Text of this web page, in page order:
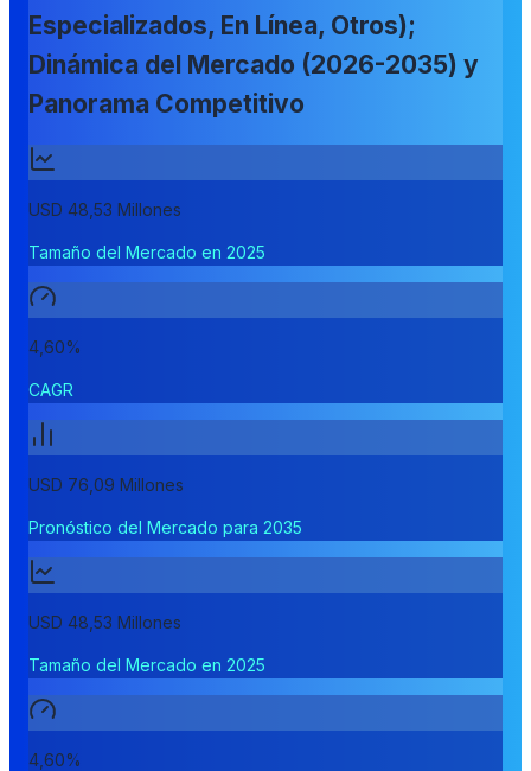
Especializados, En Línea, Otros);
Dinámica del Mercado (2026-2035) y
Panorama Competitivo
USD 48,53 Millones
Tamaño del Mercado en 2025
4,60%
CAGR
USD 76,09 Millones
Pronóstico del Mercado para 2035
USD 48,53 Millones
Tamaño del Mercado en 2025
4,60%